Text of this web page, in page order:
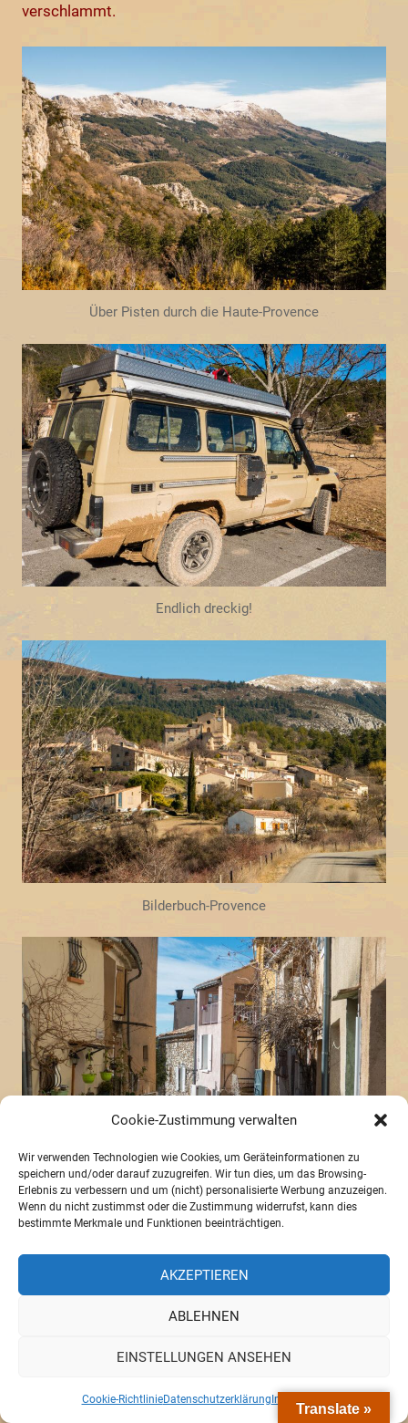
Cookie-Zustimmung verwalten
Wir verwenden Technologien wie Cookies, um Geräteinformationen zu
speichern und/oder darauf zuzugreifen. Wir tun dies, um das Browsing-
Erlebnis zu verbessern und um (nicht) personalisierte Werbung anzuzeigen.
Wenn du nicht zustimmst oder die Zustimmung widerrufst, kann dies
bestimmte Merkmale und Funktionen beeinträchtigen.
AKZEPTIEREN
ABLEHNEN
EINSTELLUNGEN ANSEHEN
Cookie-RichtlinieDatenschutzerklärung Impressum
verschlammt.
Über Pisten durch die Haute-Provence
Endlich dreckig!
Bilderbuch-Provence
– ohne Autos
Chateauneuf, das malerisch auf einem Bergrücken
thront, erreichen wir wieder Asphalt und ein paar
Kilometer und viele Kurven weiter sind wir in La
wollten wir hier Brot kaufen, doch Restaurants,
Translate »